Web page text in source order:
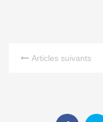
Articles suivants